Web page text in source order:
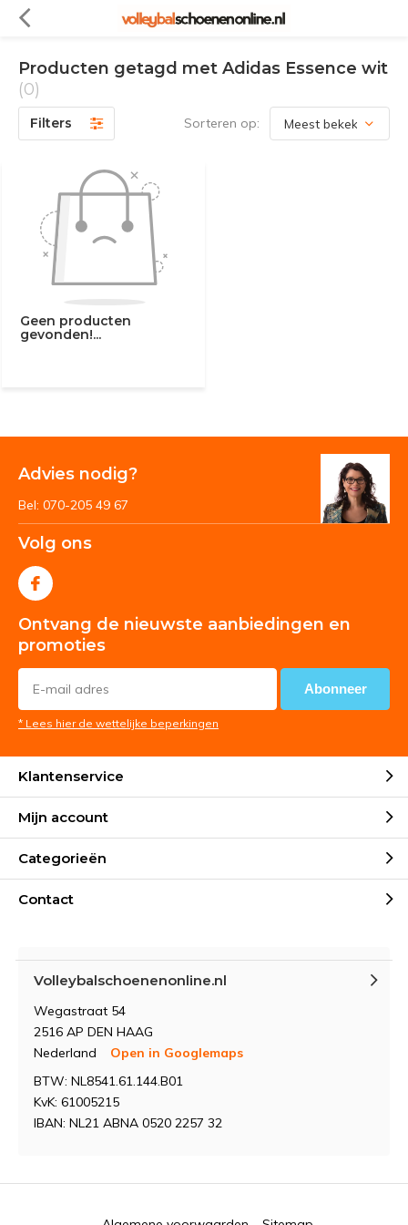
Producten getagd met Adidas Essence wit
(0)
Filters Sorteren op:
Geen producten
gevonden!...
Advies nodig?
Bel: 070-205 49 67
Volg ons
Ontvang de nieuwste aanbiedingen en
promoties
Abonneer
* Lees hier de wettelijke beperkingen
Klantenservice
Mijn account
Categorieën
Contact
Volleybalschoenenonline.nl
Wegastraat 54
2516 AP DEN HAAG
Nederland
Open in Googlemaps
BTW: NL8541.61.144.B01
KvK: 61005215
IBAN: NL21 ABNA 0520 2257 32